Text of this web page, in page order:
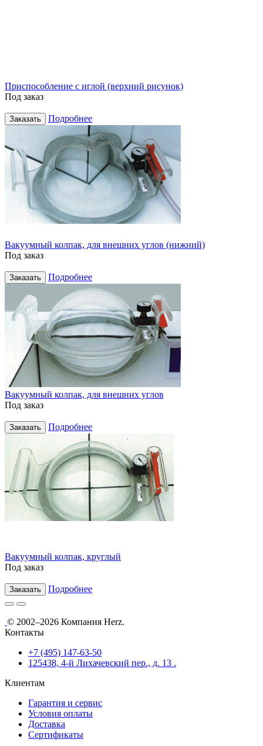
Приспособление с иглой (верхний рисунок)
Под заказ
Заказать Подробнее
Вакуумный колпак, для внешних углов (нижний)
Под заказ
Заказать Подробнее
Вакуумный колпак, для внешних углов
Под заказ
Заказать Подробнее
Вакуумный колпак, круглый
Под заказ
Заказать Подробнее
© 2002–2026 Компания Herz.
Контакты
+7 (495) 147-63-50
125438, 4-й Лихачевский пер., д. 13 .
Клиентам
Гарантия и сервис
Условия оплаты
Доставка
Сертификаты